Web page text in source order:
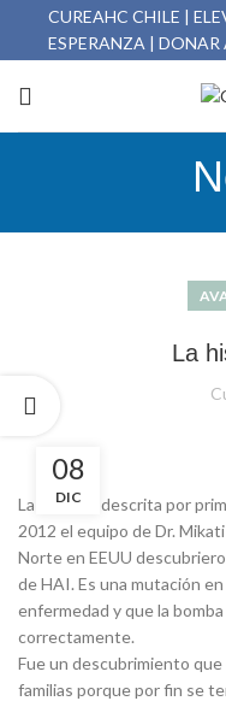
La
08
DIC
La HAI fue descrita por
2012 el equipo de Dr.
Norte en EEUU
de HAI. Es una mutación
enfermedad y que la
correctamente.
Fue un descubrimiento que
familias porque por fin se
CUREAHC CHILE |
ESPERANZA |